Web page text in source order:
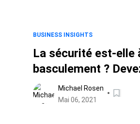
BUSINESS INSIGHTS
La sécurité est-elle
basculement ?
seul ?Michael Rosen
Mai 06, 2021